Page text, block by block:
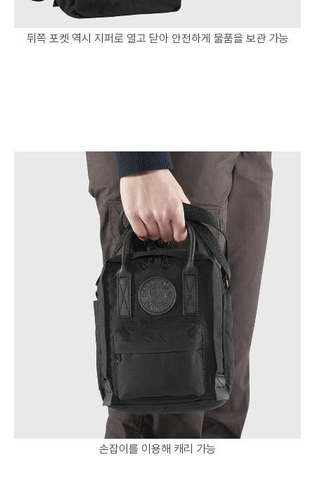
뒤쪽 포켓 역시 지퍼로 열고 닫아 안전하게 물품을 보관 가능
손잡이를 이용해 캐리 가능